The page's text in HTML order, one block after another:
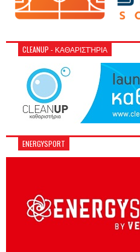
CLEANUP - ΚΑΘΑΡΙΣΤΉΡΙΑ
ENERGYSPORT